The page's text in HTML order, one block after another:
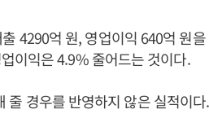
4290억 원, 영업이익 640억 원
이익은 4.9% 줄어드는 것이다.
줄 경우를 반영하지 않은 실적이다.